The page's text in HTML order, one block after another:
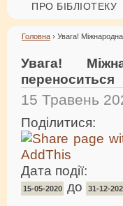
ПРО БІБЛІОТЕКУ
Головна › Увага!
Увага!
переноситься
15 Травень
Поділитися:
Дата події:
15-05-2020 до 31-12-